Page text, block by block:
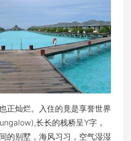
正灿烂。入住的竟是享誉世界
长长的栈桥呈Y字，
的别墅，海风习习，空气湿湿